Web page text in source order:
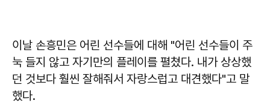
이날 손흥민은 어린 선수들에 대해 "어린 선수들이 주
눅 들지 않고 자기만의 플레이를 펼쳤다. 내가 상상했
던 것보다 훨씬 잘해줘서 자랑스럽고 대견했다"고 말
했다.